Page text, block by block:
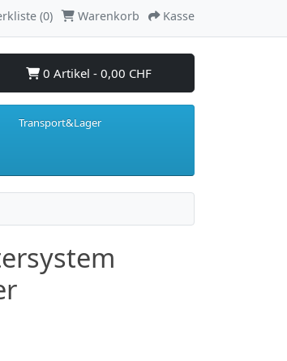
(0) Warenkorb Kasse
0 Artikel - 0,00 CHF
Transport&Lager